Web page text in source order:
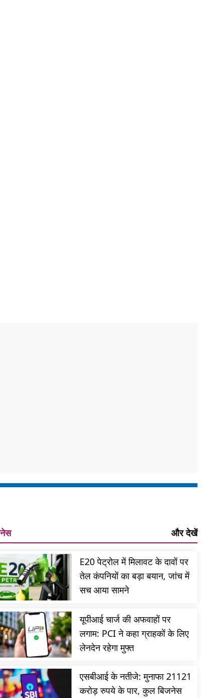
और देखें
E20 पेट्रोल में मिलावट के दावों पर
तेल कंपनियों का बड़ा बयान, जांच में
सच आया सामने
यूपीआई चार्ज की अफवाहों पर
लगाम: PCI ने कहा ग्राहकों के लिए
लेनदेन रहेगा मुफ्त
एसबीआई के नतीजे: मुनाफा 21121
करोड़ रुपये के पार, कुल बिजनेस